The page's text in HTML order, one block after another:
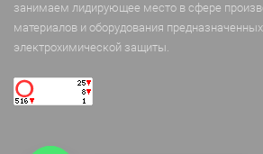
занимаем лидирующее место в сфере
материалов и оборудования
электрохимической защиты.